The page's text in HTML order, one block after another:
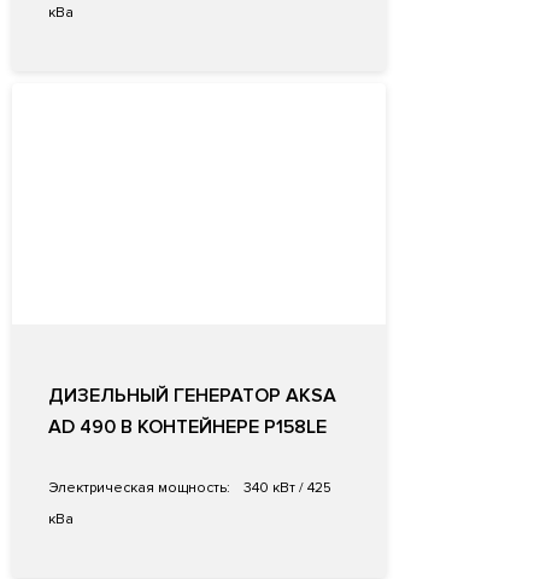
кВа
ДИЗЕЛЬНЫЙ ГЕНЕРАТОР AKSA
AD 490 В КОНТЕЙНЕРЕ P158LE
Электрическая мощность:
340 кВт / 425
кВа